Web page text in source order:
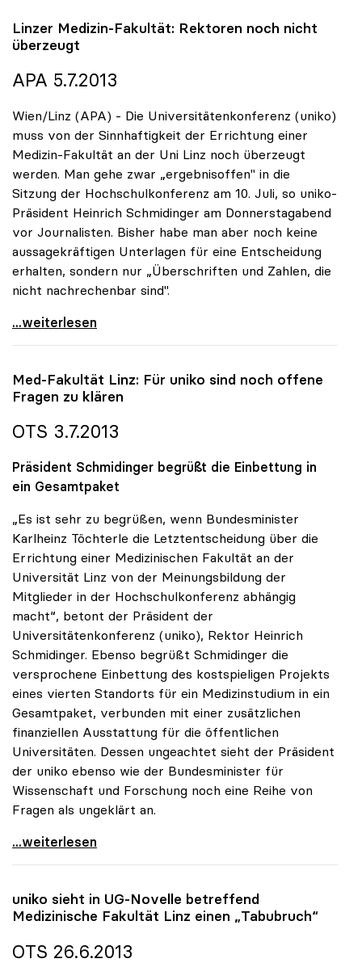
Linzer Medizin-Fakultät: Rektoren noch nicht
überzeugt
APA 5.7.2013
Wien/Linz (APA) - Die Universitätenkonferenz (uniko)
muss von der Sinnhaftigkeit der Errichtung einer
Medizin-Fakultät an der Uni Linz noch überzeugt
werden. Man gehe zwar „ergebnisoffen" in die
Sitzung der Hochschulkonferenz am 10. Juli, so uniko-
Präsident Heinrich Schmidinger am Donnerstagabend
vor Journalisten. Bisher habe man aber noch keine
aussagekräftigen Unterlagen für eine Entscheidung
erhalten, sondern nur „Überschriften und Zahlen, die
nicht nachrechenbar sind".
Linzer Medizin-Fakultät: Rektoren noch nicht
...weiterlesen
Med-Fakultät Linz: Für uniko sind noch offene
Fragen zu klären
OTS 3.7.2013
Präsident Schmidinger begrüßt die Einbettung in
ein Gesamtpaket
„Es ist sehr zu begrüßen, wenn Bundesminister
Karlheinz Töchterle die Letztentscheidung über die
Errichtung einer Medizinischen Fakultät an der
Universität Linz von der Meinungsbildung der
Mitglieder in der Hochschulkonferenz abhängig
macht“, betont der Präsident der
Universitätenkonferenz (uniko), Rektor Heinrich
Schmidinger. Ebenso begrüßt Schmidinger die
versprochene Einbettung des kostspieligen Projekts
eines vierten Standorts für ein Medizinstudium in ein
Gesamtpaket, verbunden mit einer zusätzlichen
finanziellen Ausstattung für die öffentlichen
Universitäten. Dessen ungeachtet sieht der Präsident
der uniko ebenso wie der Bundesminister für
Wissenschaft und Forschung noch eine Reihe von
Fragen als ungeklärt an.
Med-Fakultät Linz: Für uniko sind noch offene
...weiterlesen
uniko sieht in UG-Novelle betreffend
Medizinische Fakultät Linz einen „Tabubruch“
OTS 26.6.2013